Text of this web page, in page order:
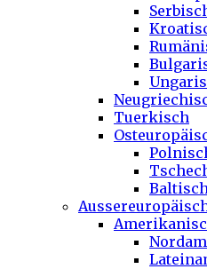
Tuerkisch